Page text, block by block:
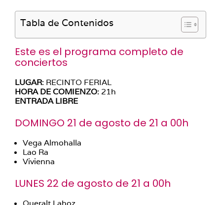
Tabla de Contenidos
Este es el programa completo de
conciertos
LUGAR: RECINTO FERIAL
HORA DE COMIENZO: 21h
ENTRADA LIBRE
DOMINGO 21 de agosto de 21 a 00h
Vega Almohalla
Lao Ra
Vivienna
LUNES 22 de agosto de 21 a 00h